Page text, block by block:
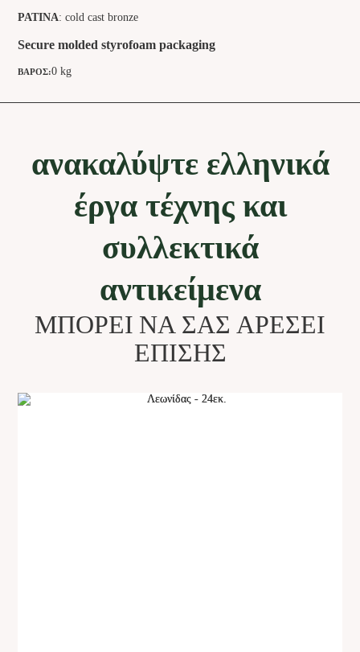
PATINA: cold cast bronze
Secure molded styrofoam packaging
ΒΆΡΟΣ:0 kg
ανακαλύψτε ελληνικά
έργα τέχνης και
συλλεκτικά
αντικείμενα
ΜΠΟΡΕΊ ΝΑ ΣΑΣ ΑΡΈΣΕΙ
ΕΠΊΣΗΣ